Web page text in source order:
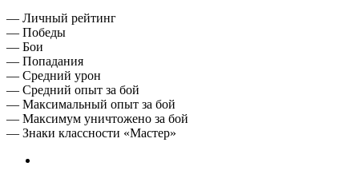
— Личный рейтинг
— Победы
— Бои
— Попадания
— Средний урон
— Средний опыт за бой
— Максимальный опыт за бой
— Максимум уничтожено за бой
— Знаки классности «Мастер»